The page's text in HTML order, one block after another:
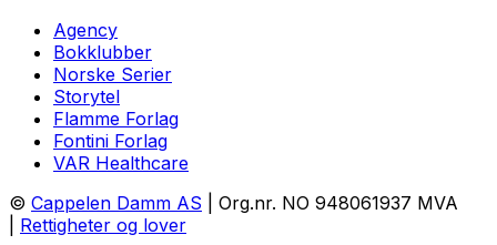
Agency
Bokklubber
Norske Serier
Storytel
Flamme Forlag
Fontini Forlag
VAR Healthcare
© Cappelen Damm AS | Org.nr. NO 948061937 MVA
Rettigheter og lover